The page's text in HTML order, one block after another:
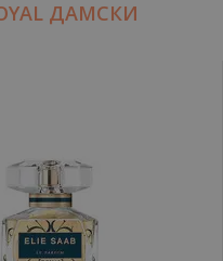
ДАМСКИ